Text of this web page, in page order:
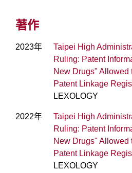
著作
2023年
Taipei High
Ruling: Patent
New Drugs" Allowed
Patent Linkage
LEXOLOGY
2022年
Taipei High
Ruling: Patent
New Drugs" Allowed
Patent Linkage
LEXOLOGY